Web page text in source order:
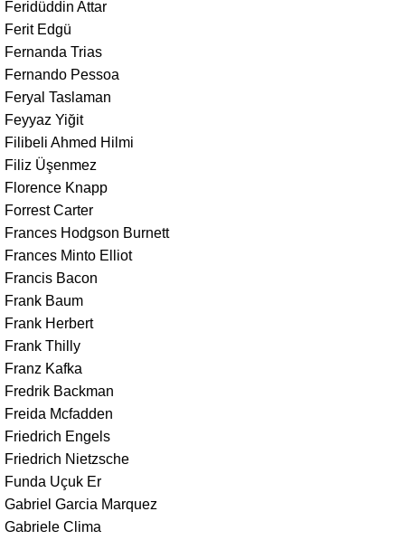
Feridüddin Attar
Ferit Edgü
Fernanda Trias
Fernando Pessoa
Feryal Taslaman
Feyyaz Yiğit
Filibeli Ahmed Hilmi
Filiz Üşenmez
Florence Knapp
Forrest Carter
Frances Hodgson Burnett
Frances Minto Elliot
Francis Bacon
Frank Baum
Frank Herbert
Frank Thilly
Franz Kafka
Fredrik Backman
Freida Mcfadden
Friedrich Engels
Friedrich Nietzsche
Funda Uçuk Er
Gabriel Garcia Marquez
Gabriele Clima